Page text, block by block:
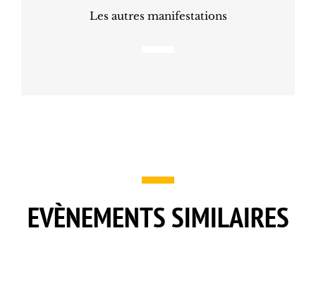
Les autres manifestations
EVÈNEMENTS SIMILAIRES